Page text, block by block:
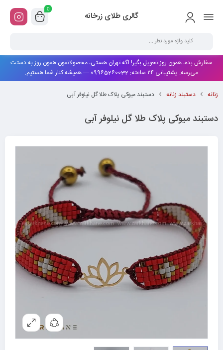
گالری طلای زرخانه
0
سفارش بده، همون روز تحویل بگیر! اگه تهران هستی، محصولاتمون همون روز به دستت
می‌رسه. پشتیبانی ۲۴ ساعته: 09965260032 — همیشه کنار شما هستیم.
زنانه دستبند زنانه دستبند میوکی پلاک طلا گل نیلوفر آبی
دستبند میوکی پلاک طلا گل نیلوفر آبی